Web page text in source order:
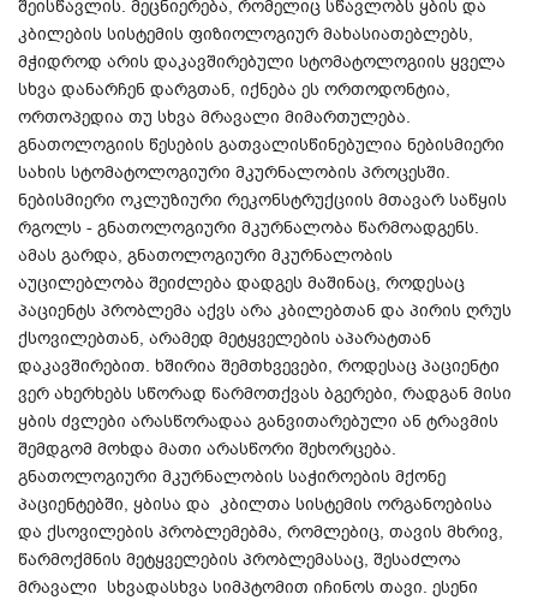
შეისწავლის. მეცნიერება, რომელიც სწავლობს ყბის და
კბილების სისტემის ფიზიოლოგიურ მახასიათებლებს,
მჭიდროდ არის დაკავშირებული სტომატოლოგიის ყველა
სხვა დანარჩენ დარგთან, იქნება ეს ორთოდონტია,
ორთოპედია თუ სხვა მრავალი მიმართულება.
გნათოლოგიის წესების გათვალისწინებულია ნებისმიერი
სახის სტომატოლოგიური მკურნალობის პროცესში.
ნებისმიერი ოკლუზიური რეკონსტრუქციის მთავარ საწყის
რგოლს - გნათოლოგიური მკურნალობა წარმოადგენს.
ამას გარდა, გნათოლოგიური მკურნალობის
აუცილებლობა შეიძლება დადგეს მაშინაც, როდესაც
პაციენტს პრობლემა აქვს არა კბილებთან და პირის ღრუს
ქსოვილებთან, არამედ მეტყველების აპარატთან
დაკავშირებით. ხშირია შემთხვევები, როდესაც პაციენტი
ვერ ახერხებს სწორად წარმოთქვას ბგერები, რადგან მისი
ყბის ძვლები არასწორადაა განვითარებული ან ტრავმის
შემდგომ მოხდა მათი არასწორი შეხორცება.
გნათოლოგიური მკურნალობის საჭიროების მქონე
პაციენტებში, ყბისა და კბილთა სისტემის ორგანოებისა
და ქსოვილების პრობლემებმა, რომლებიც, თავის მხრივ,
წარმოქმნის მეტყველების პრობლემასაც, შესაძლოა
მრავალი სხვადასხვა სიმპტომით იჩინოს თავი. ესენი